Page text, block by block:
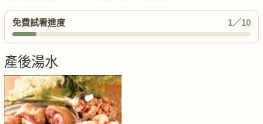
免費試看進度 1／10
產後湯水